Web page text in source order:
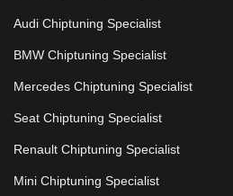
Audi Chiptuning Specialist
BMW Chiptuning Specialist
Mercedes Chiptuning Specialist
Seat Chiptuning Specialist
Renault Chiptuning Specialist
Mini Chiptuning Specialist